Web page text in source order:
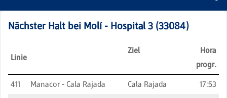
Nächster Halt bei Molí - Hospital 3 (33084)
Linie
Ziel
Hora
progr.
411 Manacor - Cala Rajada Cala Rajada
17:53